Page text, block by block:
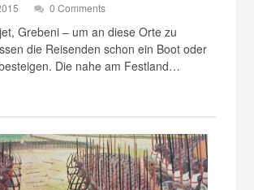
0 Comments
Grebeni – um an diese Orte zu
die Reisenden schon ein Boot oder
Die nahe am Festland…